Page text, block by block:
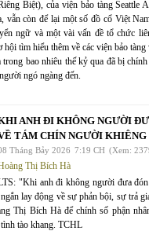
Biệt), của viện bảo tàng Seattle
vẫn còn để lại một số đồ cổ Việt
ngữ và một vài vấn đề tổ chức
tìm hiểu thêm về các viện bảo
bao nhiêu thế kỷ qua đã bị
ngó ngàng đến.
ANH ĐI KHÔNG NGƯỜI
TÁM CHÍN NGƯỜI KHIÊNG
Tháng Bảy 2026 7:19 CH (Xem:
Thị Bích Hà
"Khi anh đi không người đưa
lay động về sự phản bội, sự trả
Thị Bích Hà để chính số phận
tào khang. TCHL